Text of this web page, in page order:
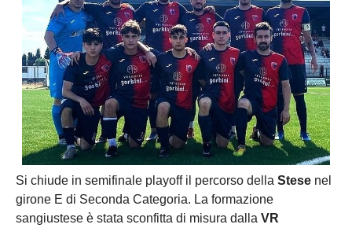
Si chiude in semifinale playoff il percorso della Stese nel
girone E di Seconda Categoria. La formazione
sangiustese è stata sconfitta di misura dalla VR